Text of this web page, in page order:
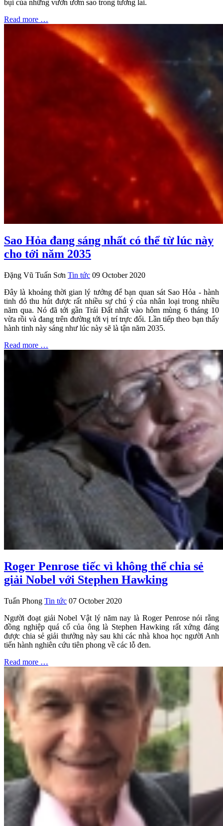
bụi của những vườn ươm sao trong tương lai.
Read more …
Sao Hỏa đang sáng nhất có thể từ lúc này
cho tới năm 2035
Đặng Vũ Tuấn Sơn Tin tức 09 October 2020
Đây là khoảng thời gian lý tưởng để bạn quan sát Sao Hỏa - hành
tinh đỏ thu hút được rất nhiều sự chú ý của nhân loại trong nhiều
năm qua. Nó đã tới gần Trái Đất nhất vào hôm mùng 6 tháng 10
vừa rồi và đang trên đường tới vị trí trực đối. Lần tiếp theo bạn thấy
hành tinh này sáng như lúc này sẽ là tận năm 2035.
Read more …
Roger Penrose tiếc vì không thể chia sẻ
giải Nobel với Stephen Hawking
Tuấn Phong Tin tức 07 October 2020
Người đoạt giải Nobel Vật lý năm nay là Roger Penrose nói rằng
đồng nghiệp quá cố của ông là Stephen Hawking rất xứng đáng
được chia sẻ giải thưởng này sau khi các nhà khoa học người Anh
tiến hành nghiên cứu tiên phong về các lỗ đen.
Read more …